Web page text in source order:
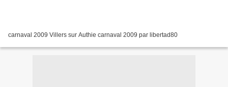
carnaval 2009 Villers sur Authie carnaval 2009 par libertad80